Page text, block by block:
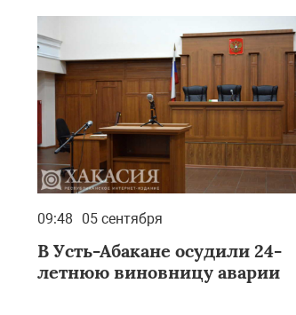
09:48 05 сентября
В Усть-Абакане осудили 24-
летнюю виновницу аварии